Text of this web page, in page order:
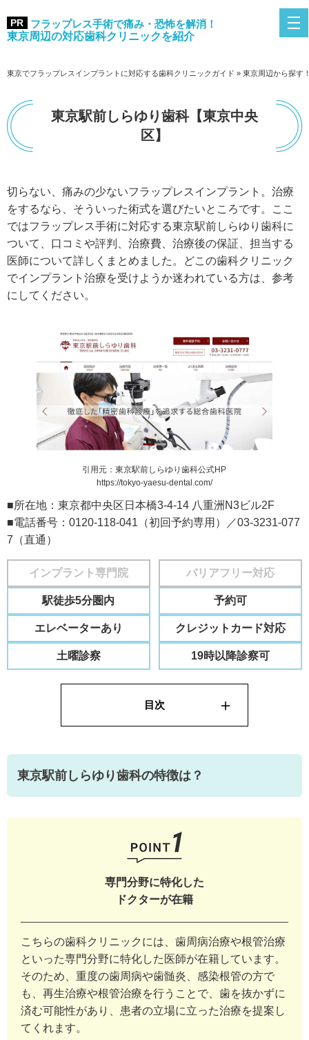
フラップレス手術で痛み・恐怖を解消！
東京周辺の対応歯科クリニックを紹介
東京でフラップレスインプラントに対応する歯科クリニックガイド » 東京周辺から探す
東京駅前しらゆり歯科【東京中央
区】
切らない、痛みの少ないフラップレスインプラント。治療
をするなら、そういった術式を選びたいところです。ここ
ではフラップレス手術に対応する東京駅前しらゆり歯科に
ついて、口コミや評判、治療費、治療後の保証、担当する
医師について詳しくまとめました。どこの歯科クリニック
でインプラント治療を受けようか迷われている方は、参考
にしてください。
引用元：東京駅前しらゆり歯科公式HP
https://tokyo-yaesu-dental.com/
■所在地：東京都中央区日本橋3-4-14 八重洲N3ビル2F
■電話番号：0120-118-041（初回予約専用）／03-3231-077
7（直通）
インプラント専門院 バリアフリー対応
駅徒歩5分圏内 予約可
エレベーターあり クレジットカード対応
土曜診察 19時以降診察可
東京駅前しらゆり歯科の特徴は？
専門分野に特化した
ドクターが在籍
こちらの歯科クリニックには、歯周病治療や根管治療
といった専門分野に特化した医師が在籍しています。
そのため、重度の歯周病や歯髄炎、感染根管の方で
も、再生治療や根管治療を行うことで、歯を抜かずに
済む可能性があり、患者の立場に立った治療を提案し
てくれます。